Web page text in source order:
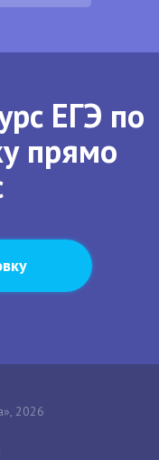
ЕГЭ по
прямо
2026